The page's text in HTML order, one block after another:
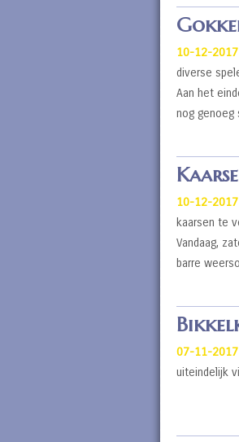
10-12-2017
diverse
Aan het
nog genoeg
10-12-2017
kaarsen te
Vandaag,
barre
07-11-2017
uiteindelijk